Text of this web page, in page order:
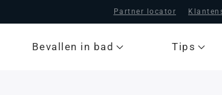
Partner locator
Bevallen in bad Tips